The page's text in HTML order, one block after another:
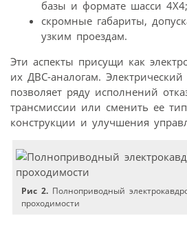
базы и формате шасси 4Х4;
скромные габариты,
узким проездам.
Эти аспекты присущи как
их ДВС-аналогам.
позволяет ряду исполнений
трансмиссии или сменить ее
конструкции и улучшения
Рис 2. Полноприводный
проходимости